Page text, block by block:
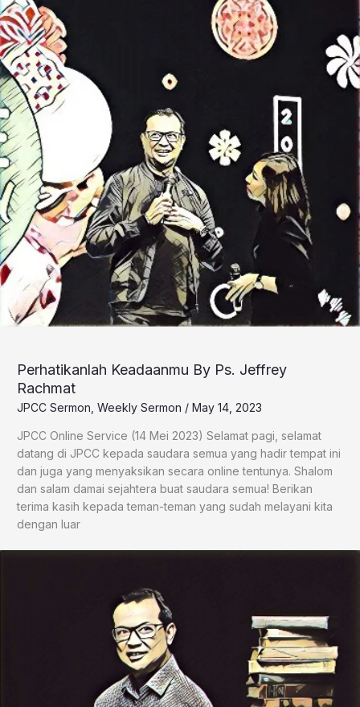
Perhatikanlah Keadaanmu By Ps. Jeffrey
Rachmat
JPCC Sermon, Weekly Sermon / May 14, 2023
JPCC Online Service (14 Mei 2023) Selamat pagi, selamat
datang di JPCC kepada saudara semua yang hadir tempat ini
dan juga yang menyaksikan secara online tentunya. Shalom
dan salam damai sejahtera buat saudara semua! Berikan
terima kasih kepada teman-teman yang sudah melayani kita
dengan luar